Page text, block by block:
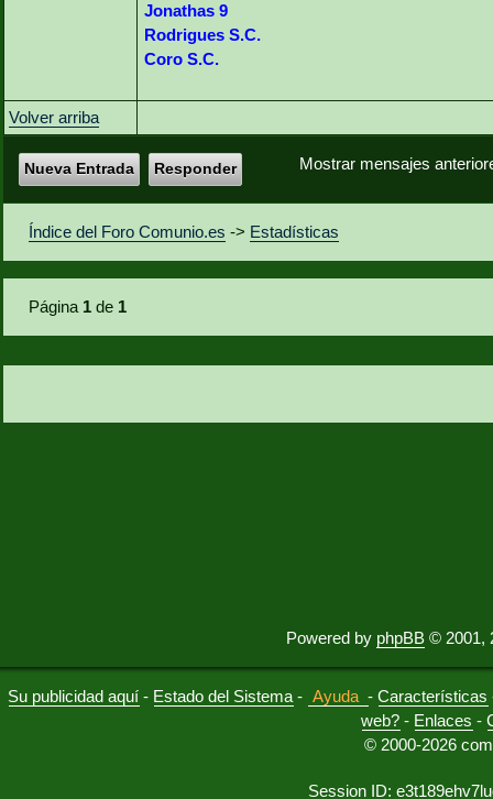
Jonathas 9
Rodrigues S.C.
Coro S.C.
Volver arriba
Mostrar mensajes
Nueva Entrada Responder
Índice del Foro Comunio.es -> Estadísticas
Página 1 de 1
Powered by phpBB © 2001,
Su publicidad aquí - Estado del Sistema - Ayuda -Características
web? - Enlaces -
© 2000-2026
Session ID: